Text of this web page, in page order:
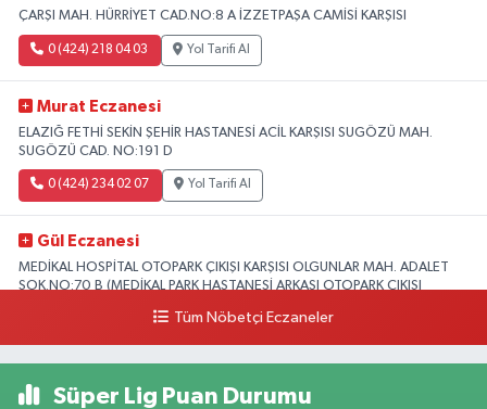
ÇARŞI MAH. HÜRRİYET CAD.NO:8 A İZZETPAŞA CAMİSİ KARŞISI
0 (424) 218 04 03 Yol Tarifi Al
Murat Eczanesi
ELAZIĞ FETHİ SEKİN ŞEHİR HASTANESİ ACİL KARŞISI SUGÖZÜ MAH.
SUGÖZÜ CAD. NO:191 D
0 (424) 234 02 07 Yol Tarifi Al
Gül Eczanesi
MEDİKAL HOSPİTAL OTOPARK ÇIKIŞI KARŞISI OLGUNLAR MAH. ADALET
SOK.NO:70 B (MEDİKAL PARK HASTANESİ ARKASI OTOPARK ÇIKIŞI
Yıldız Eczanesi
Tüm Nöbetçi Eczaneler
Süper Lig Puan Durumu